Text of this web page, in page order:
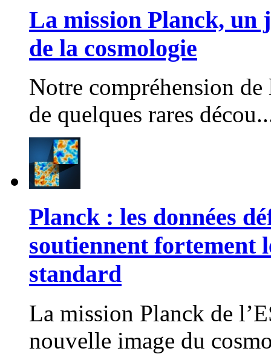
La mission Planck, un
de la cosmologie
Notre compréhension
de quelques rares
Planck : les données
soutiennent fortement
standard
La mission Planck de
nouvelle image du